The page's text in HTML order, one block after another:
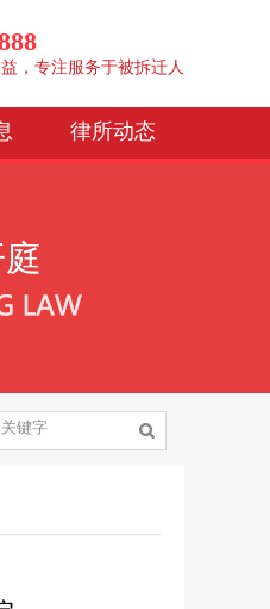
，专注服务于被拆迁人
律所动态